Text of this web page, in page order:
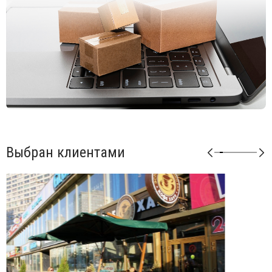
Посмотреть инструкцию по установке зонта.
Таблица выбора утяжелительных баз для стабилизации
В комплект поставки входит:
Каркас с поворотным механизмом (360°).
Купол, механизм открытия-закрытия, вентиляционная
заглушка (ветровой клапан).
Открыть инструкцию по эксплуатации уличных зонтов.
Компания Scolaro создана 50 лет назад и была известна как
ремесленное производство деревянных зонтиков.
Традиционные позиции и современные знания позволили
Scolaro выпускать широкий спектр зонтов, которые
позволяют не только укрываться от солнца и дождя, но и
являются прекрасным дополнением интерьера стильных
заведений. Дизайн, новые технические решения и сочетание
высококачественных материалов имеют решающее значение
Выбран клиентами